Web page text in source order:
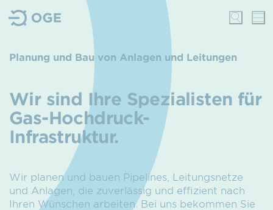
Planung und Bau von Anlagen und Leitungen
Wir sind Ihre Spezialisten für
Gas-Hochdruck-
Infrastruktur.
Wir planen und bauen Pipelines, Leitungsnetze
und Anlagen, die zuverlässig und effizient nach
Ihren Wünschen arbeiten. Bei uns bekommen Sie